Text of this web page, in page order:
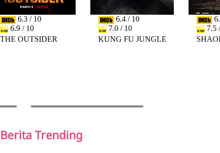
6.3 / 10
6.9 / 10
THE OUTSIDER
6.4 / 10
7.0 / 10
KUNG FU JUNGLE
7.5
Berita Trending